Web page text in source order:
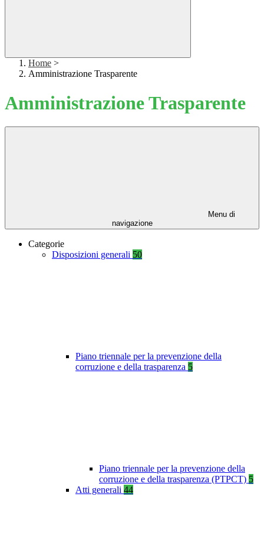
Home >
Amministrazione Trasparente
Amministrazione Trasparente
Menu di
navigazione
Categorie
Disposizioni generali 50
Piano triennale per la prevenzione della
corruzione e della trasparenza 5
Piano triennale per la prevenzione della
corruzione e della trasparenza (PTPCT) 5
Atti generali 44